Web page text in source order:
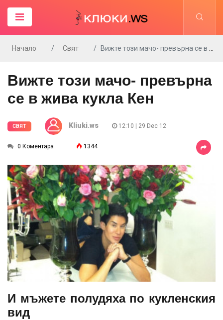
Начало Свят Вижте този мачо- превърна се в жива кукла Кен
Вижте този мачо- превърна
се в жива кукла Кен
СВЯТ Kliuki.ws 12:10 | 29 Dec 12
0 Коментара 1344
И мъжете полудяха по кукленския
вид